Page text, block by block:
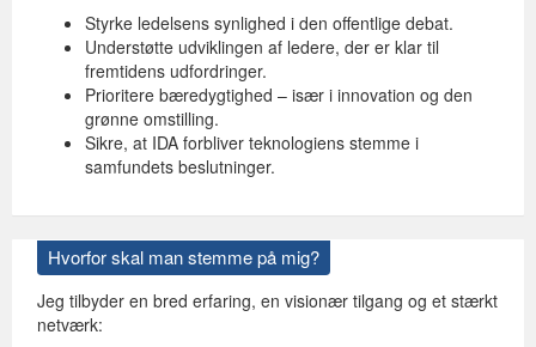
Styrke ledelsens synlighed i den offentlige debat.
Understøtte udviklingen af ledere, der er klar til
fremtidens udfordringer.
Prioritere bæredygtighed – især i innovation og den
grønne omstilling.
Sikre, at IDA forbliver teknologiens stemme i
samfundets beslutninger.
Hvorfor skal man stemme på mig?
Jeg tilbyder en bred erfaring, en visionær tilgang og et stærkt
netværk: